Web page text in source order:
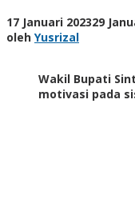
17 Januari 202329
oleh Yusrizal
Wakil Bupati
motivasi pada